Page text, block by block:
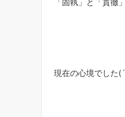
現在の心境でした